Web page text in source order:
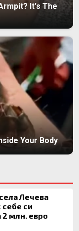
It's The
Your Body
Лечева
себе си
2 млн. евро